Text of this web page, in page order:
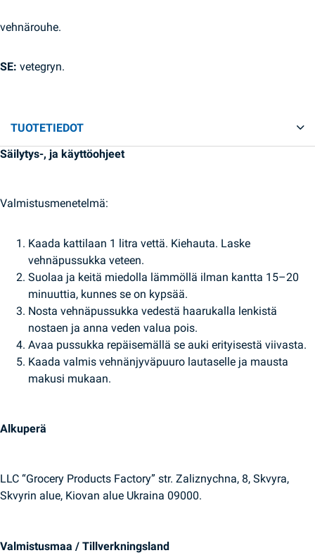
vehnärouhe.
SE: vetegryn.
TUOTETIEDOT
Säilytys-, ja käyttöohjeet
Valmistusmenetelmä:
Kaada kattilaan 1 litra vettä. Kiehauta. Laske
vehnäpussukka veteen.
Suolaa ja keitä miedolla lämmöllä ilman kantta 15–20
minuuttia, kunnes se on kypsää.
Nosta vehnäpussukka vedestä haarukalla lenkistä
nostaen ja anna veden valua pois.
Avaa pussukka repäisemällä se auki erityisestä viivasta.
Kaada valmis vehnänjyväpuuro lautaselle ja mausta
makusi mukaan.
Alkuperä
LLC “Grocery Products Factory” str. Zaliznychna, 8, Skvyra,
Skvyrin alue, Kiovan alue Ukraina 09000.
Valmistusmaa / Tillverkningsland